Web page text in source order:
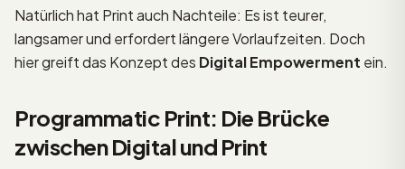
Natürlich hat Print auch Nachteile: Es ist teurer,
langsamer und erfordert längere Vorlaufzeiten. Doch
hier greift das Konzept des Digital Empowerment ein.
Programmatic Print: Die Brücke
zwischen Digital und Print